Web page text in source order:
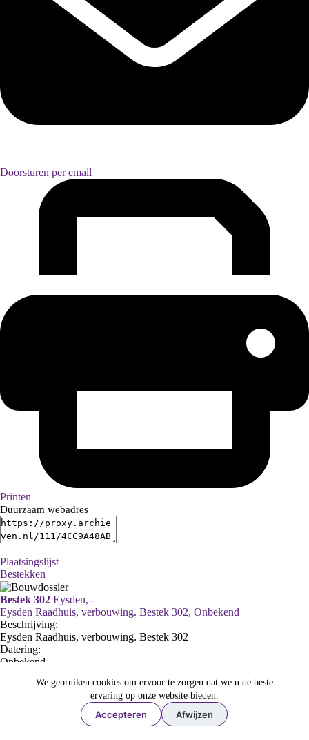
We gebruiken cookies om ervoor te zorgen dat we u de beste
ervaring op onze website bieden.
Accepteren Afwijzen
Doorsturen per email
Printen
Duurzaam webadres
Plaatsingslijst
Bestekken
Bestek 302 Eysden, -
Eysden Raadhuis, verbouwing. Bestek 302, Onbekend
Beschrijving:
Eysden Raadhuis, verbouwing. Bestek 302
Datering:
Onbekend